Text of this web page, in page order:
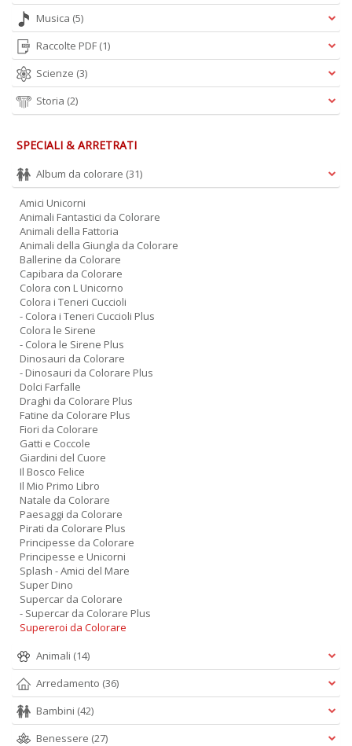
Musica (5)
Raccolte PDF (1)
Scienze (3)
Storia (2)
SPECIALI & ARRETRATI
Album da colorare (31)
Amici Unicorni
Animali Fantastici da Colorare
Animali della Fattoria
Animali della Giungla da Colorare
Ballerine da Colorare
Capibara da Colorare
Colora con L Unicorno
Colora i Teneri Cuccioli
- Colora i Teneri Cuccioli Plus
Colora le Sirene
- Colora le Sirene Plus
Dinosauri da Colorare
- Dinosauri da Colorare Plus
Dolci Farfalle
Draghi da Colorare Plus
Fatine da Colorare Plus
Fiori da Colorare
Gatti e Coccole
Giardini del Cuore
Il Bosco Felice
Il Mio Primo Libro
Natale da Colorare
Paesaggi da Colorare
Pirati da Colorare Plus
Principesse da Colorare
Principesse e Unicorni
Splash - Amici del Mare
Super Dino
Supercar da Colorare
- Supercar da Colorare Plus
Supereroi da Colorare
Animali (14)
Arredamento (36)
Bambini (42)
Benessere (27)